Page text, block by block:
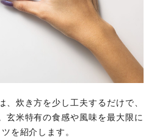
、炊き方を少し工夫するだけで、
玄米特有の食感や風味を最大限に
を紹介します。